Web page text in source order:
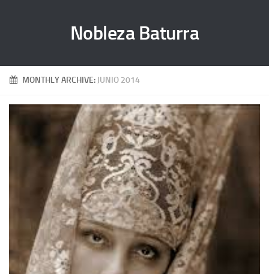
Nobleza Baturra
MONTHLY ARCHIVE: JUNIO 2014